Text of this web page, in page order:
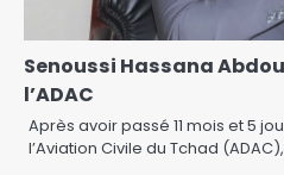
Senoussi Hassana
l’ADAC
Après avoir passé 11 mois et 5
l’Aviation Civile du Tchad